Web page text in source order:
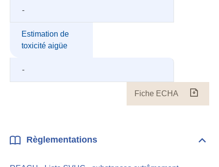
-
Estimation de
toxicité aigüe
-
Fiche ECHA
Règlementations